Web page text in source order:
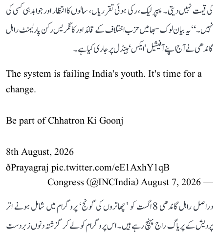
کی قیمت نہیں دیتی۔ پیپر لیک، رکی ہوئی تقرریاں، سالوں کا انتظار اور جوابدہی کسی کی
نہیں۔‘‘ یہ بیان لوک سبھا میں حزب اختلاف کے قائد اور کانگریس رکن پارلیمنٹ راہل
گاندھی نے آج اپنے آفیشیل ’ایکس‘ ہینڈل پر جاری کیا ہے۔
The system is failing India's youth. It's time for a
change.
Be part of Chhatron Ki Goonj
8th August, 2026
ðPrayagraj pic.twitter.com/eE1AxhY1qB
— Congress (@INCIndia)
August 7, 2026
دراصل راہل گاندھی 8 اگست کو ’چھاتروں کی گونج‘ پروگرام میں شامل ہونے اتر
پردیش کے پریاگ راج پہنچ رہے ہیں۔ اس پروگرام کو لے کر گزشتہ دنوں زبردست